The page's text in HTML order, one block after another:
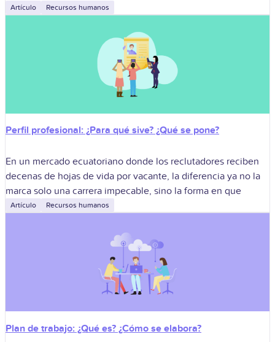
el
Artículo Recursos humanos
Perfil profesional: ¿Para qué sive? ¿Qué se pone?
En un mercado ecuatoriano donde los reclutadores reciben
decenas de hojas de vida por vacante, la diferencia ya no la
marca solo una carrera impecable, sino la forma en que
Artículo Recursos humanos
Plan de trabajo: ¿Qué es? ¿Cómo se elabora?